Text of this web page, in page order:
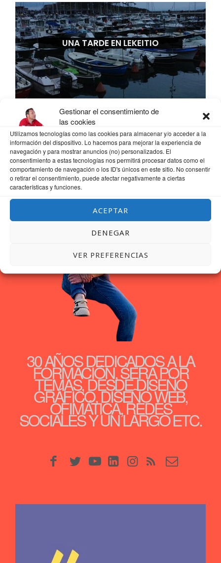
Gestionar el consentimiento de
las cookies
Utilizamos tecnologías como las cookies para almacenar y/o acceder a la
información del dispositivo. Lo hacemos para mejorar la experiencia de
navegación y para mostrar anuncios (no) personalizados. El
consentimiento a estas tecnologías nos permitirá procesar datos como el
comportamiento de navegación o los ID's únicos en este sitio. No consentir
o retirar el consentimiento, puede afectar negativamente a ciertas
características y funciones.
ACEPTAR
DENEGAR
VER PREFERENCIAS
UNA TARDE EN LEKEITIO
30 AÑOS DEDICADOS A LA
FORMACIÓN, SERÁ POR
TEMAS, DESDE DISEÑO
GRÁFICO, DISEÑO WEB,
OFIMÁTICA, REDES
SOCIALES Y UN LARGO ETC.